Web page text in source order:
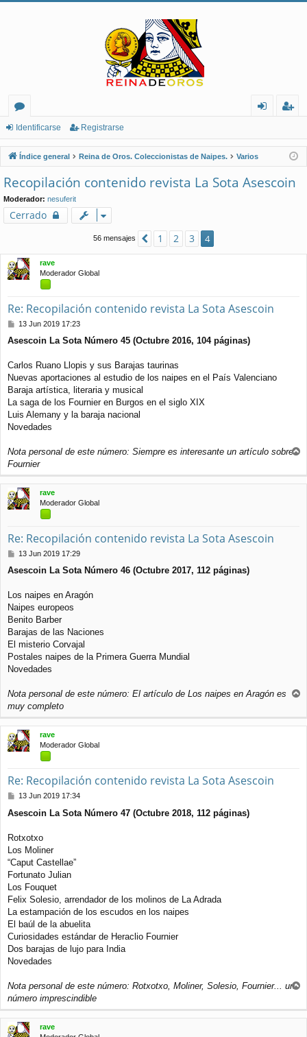
or
os
nt
ifi
ca
ist
ra
rs
Identificarse Registrarse
Índice general Reina de Oros. Coleccionistas de Naipes. Varios
Recopilación contenido revista La Sota Asescoin
Moderador: nesuferit
Cerrado
56 mensajes Anterior
1 2 3 4
rave
Moderador Global
Re: Recopilación contenido revista La Sota Asescoin
M
n
a
13 Jun 2019 17:23
Asescoin La Sota Número 45 (Octubre 2016, 104 páginas)
Carlos Ruano Llopis y sus Barajas taurinas
Nuevas aportaciones al estudio de los naipes en el País Valenciano
Baraja artística, literaria y musical
La saga de los Fournier en Burgos en el siglo XIX
Luis Alemany y la baraja nacional
Novedades
Nota personal de este número: Siempre es interesante un artículo sobre
Fournier
r
i
rave
Moderador Global
Re: Recopilación contenido revista La Sota Asescoin
M
n
a
j
13 Jun 2019 17:29
Asescoin La Sota Número 46 (Octubre 2017, 112 páginas)
Los naipes en Aragón
Naipes europeos
Benito Barber
Barajas de las Naciones
El misterio Corvajal
Postales naipes de la Primera Guerra Mundial
Novedades
Nota personal de este número: El artículo de Los naipes en Aragón es
muy completo
i
rave
Moderador Global
Re: Recopilación contenido revista La Sota Asescoin
M
n
a
13 Jun 2019 17:34
Asescoin La Sota Número 47 (Octubre 2018, 112 páginas)
Rotxotxo
Los Moliner
“Caput Castellae”
Fortunato Julian
Los Fouquet
Felix Solesio, arrendador de los molinos de La Adrada
La estampación de los escudos en los naipes
El baúl de la abuelita
Curiosidades estándar de Heraclio Fournier
Dos barajas de lujo para India
Novedades
Nota personal de este número: Rotxotxo, Moliner, Solesio, Fournier... un
número imprescindible
r
i
rave